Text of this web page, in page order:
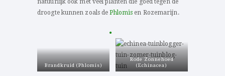
natuurlijk ook met veel planten die goed tegen de
droogte kunnen zoals dePhlomis en Rozemarijn.
Brandkruid (Phlomis)
Rode Zonnehoed
(Echinacea)